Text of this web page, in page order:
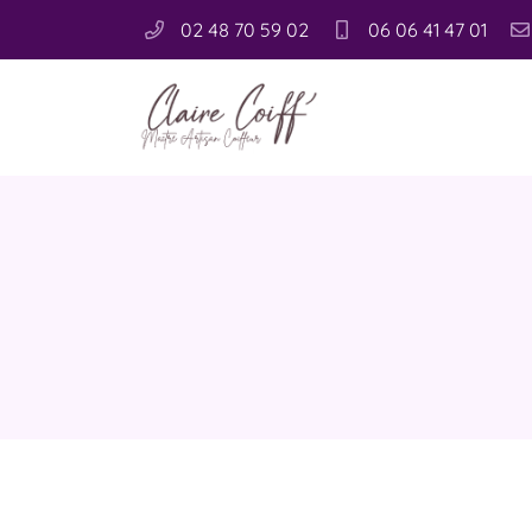
02 48 70 59 02 06 06 41 47 01
1 rue Michaël Faraday
02 48 70 59 02